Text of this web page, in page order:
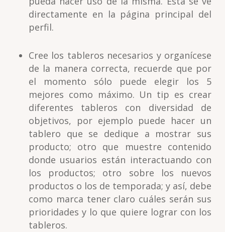
directamente en la página principal del
perfil.
Cree los tableros necesarios y organícese
de la manera correcta, recuerde que por
el momento sólo puede elegir los 5
mejores como máximo. Un tip es crear
diferentes tableros con diversidad de
objetivos, por ejemplo puede hacer un
tablero que se dedique a mostrar sus
producto; otro que muestre contenido
donde usuarios están interactuando con
los productos; otro sobre los nuevos
productos o los de temporada; y así, debe
como marca tener claro cuáles serán sus
prioridades y lo que quiere lograr con los
tableros.